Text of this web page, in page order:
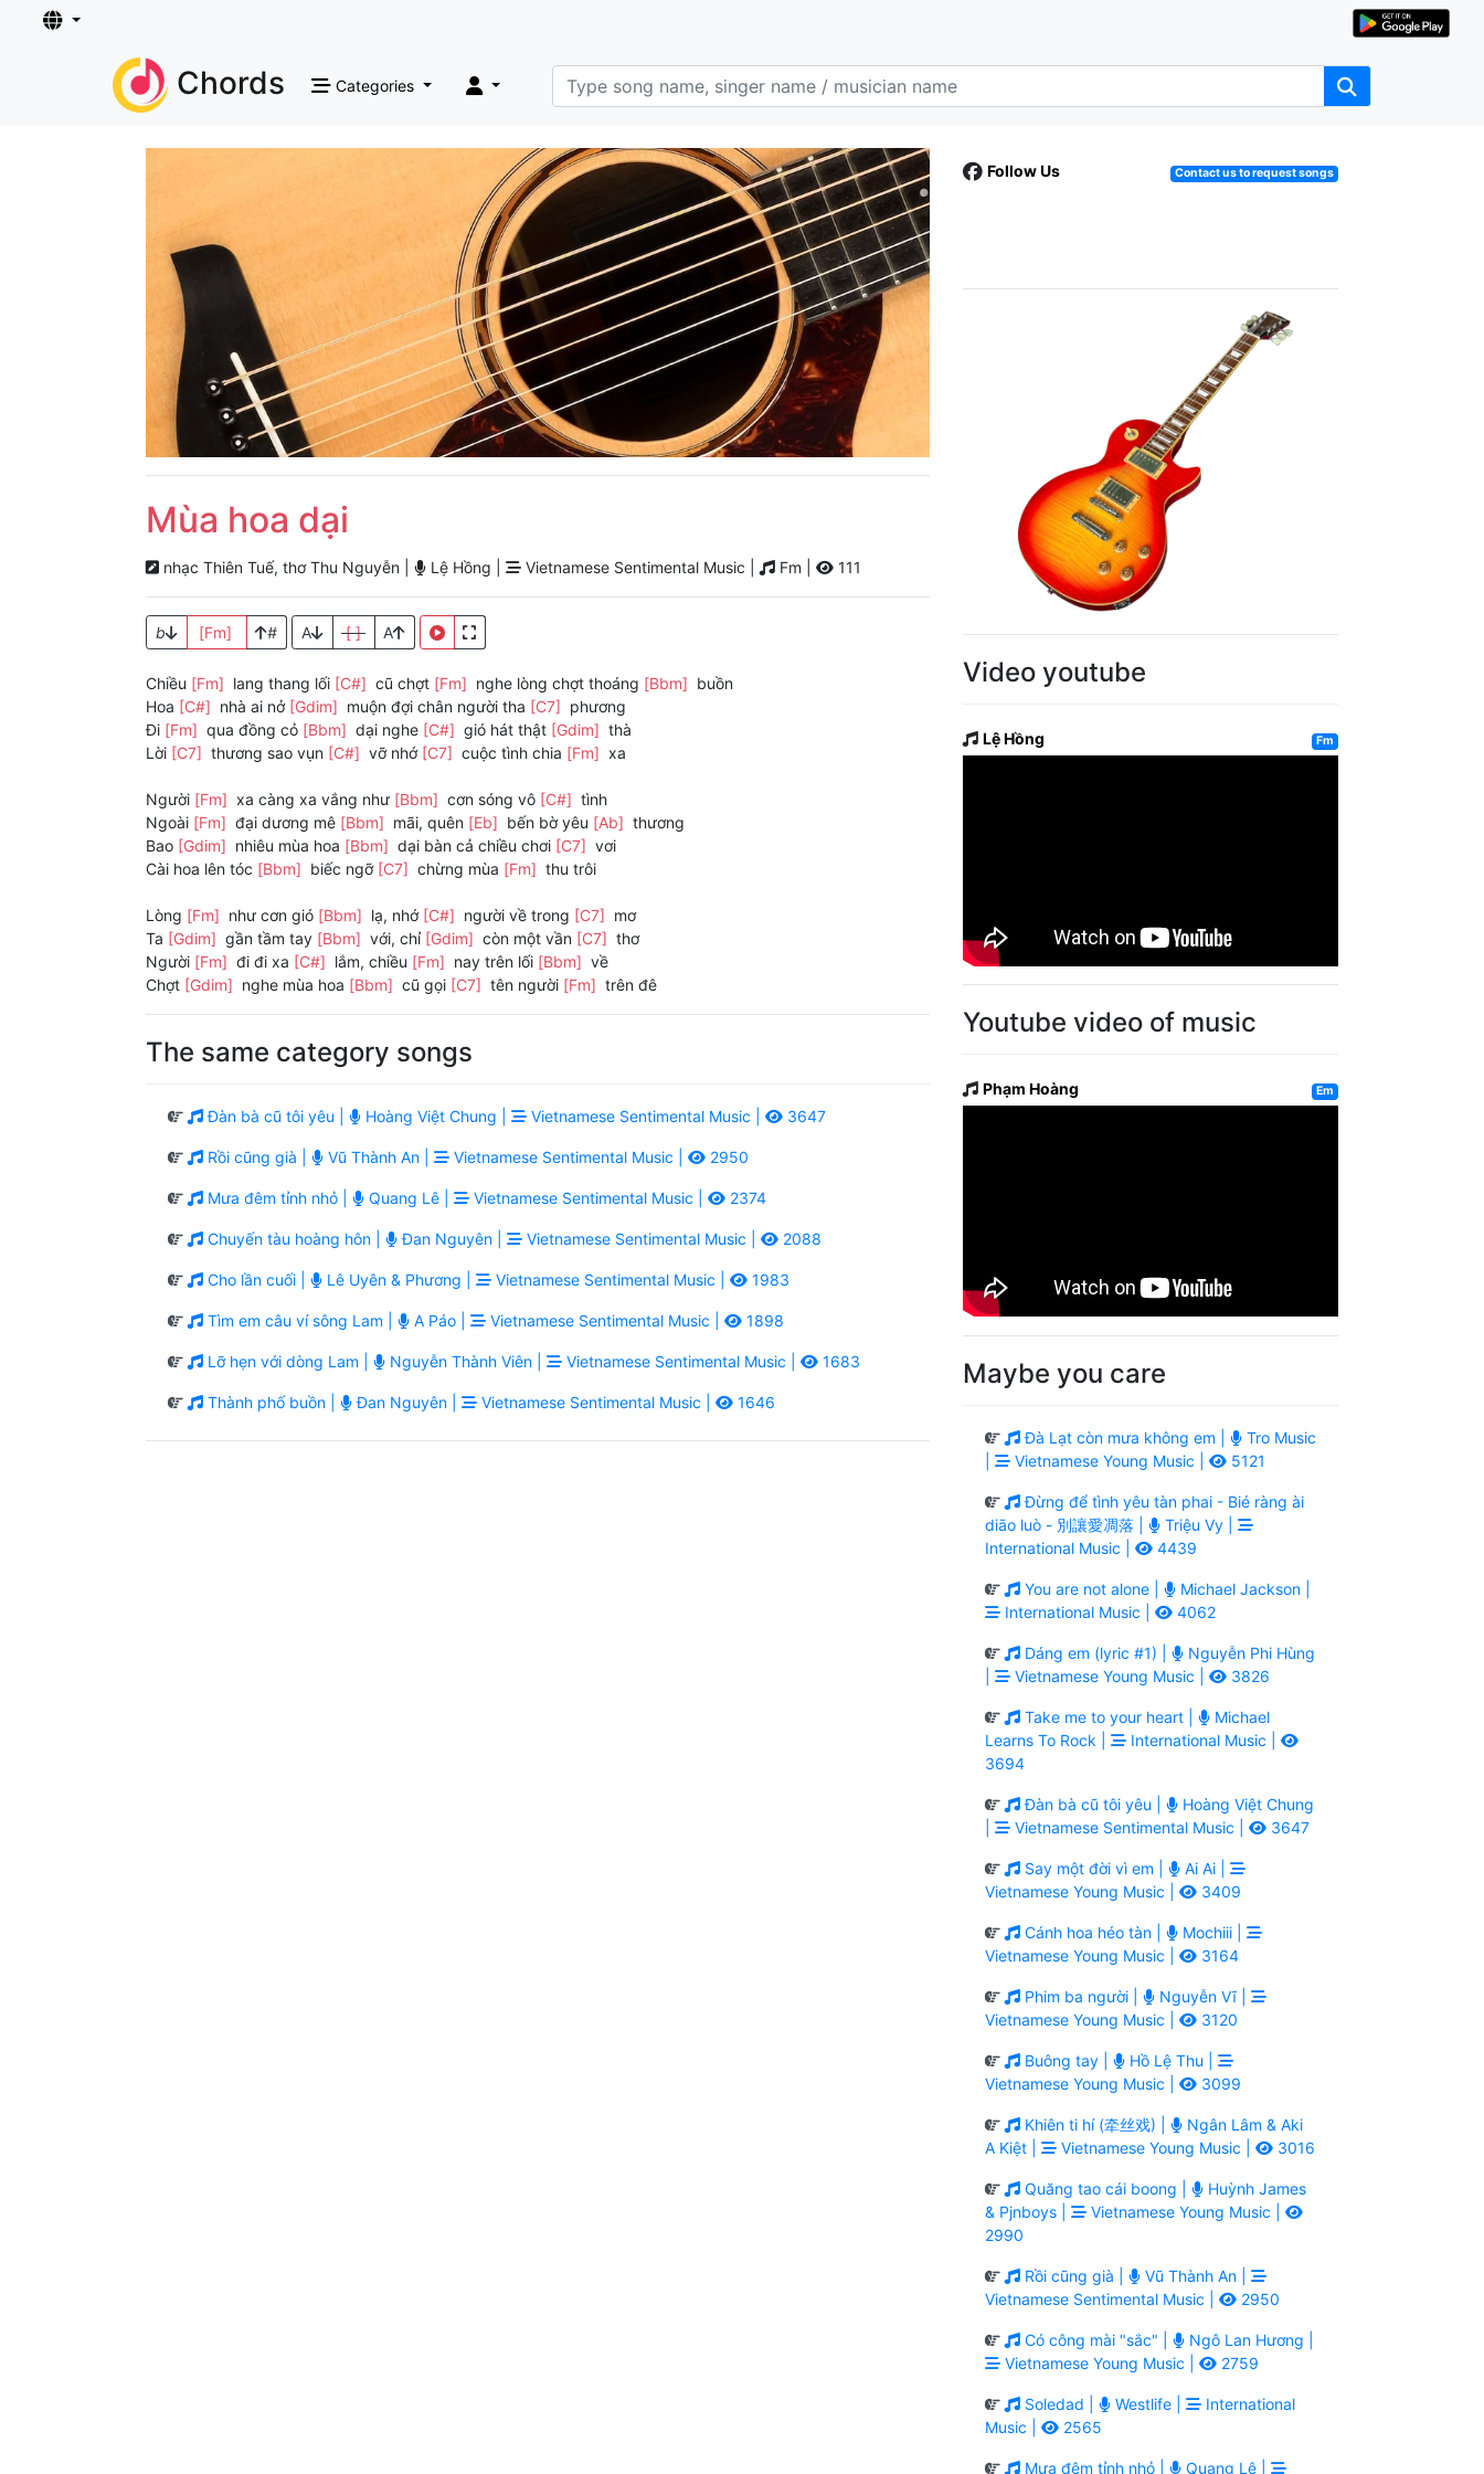
Chords Categories
Mùa hoa dại
nhạc Thiên Tuế, thơ Thu Nguyễn | Lệ Hồng | Vietnamese Sentimental Music | Fm | 111
b [Fm] # A [ ] A
Chiều [Fm] lang thang lối [C#] cũ chợt [Fm] nghe lòng chợt thoáng [Bbm] buồn
Hoa [C#] nhà ai nở [Gdim] muộn đợi chân người tha [C7] phương
Đi [Fm] qua đồng cỏ [Bbm] dại nghe [C#] gió hát thật [Gdim] thà
Lời [C7] thương sao vụn [C#] vỡ nhớ [C7] cuộc tình chia [Fm] xa
Người [Fm] xa càng xa vắng như [Bbm] cơn sóng vô [C#] tình
Ngoài [Fm] đại dương mê [Bbm] mãi, quên [Eb] bến bờ yêu [Ab] thương
Bao [Gdim] nhiêu mùa hoa [Bbm] dại bàn cả chiều chơi [C7] vơi
Cài hoa lên tóc [Bbm] biếc ngỡ [C7] chừng mùa [Fm] thu trôi
Lòng [Fm] như cơn gió [Bbm] lạ, nhớ [C#] người về trong [C7] mơ
Ta [Gdim] gần tầm tay [Bbm] với, chỉ [Gdim] còn một vần [C7] thơ
Người [Fm] đi đi xa [C#] lắm, chiều [Fm] nay trên lối [Bbm] về
Chợt [Gdim] nghe mùa hoa [Bbm] cũ gọi [C7] tên người [Fm] trên đê
The same category songs
Đàn bà cũ tôi yêu | Hoàng Việt Chung | Vietnamese Sentimental Music | 3647
Rồi cũng già | Vũ Thành An | Vietnamese Sentimental Music | 2950
Mưa đêm tỉnh nhỏ | Quang Lê | Vietnamese Sentimental Music | 2374
Chuyến tàu hoàng hôn | Đan Nguyên | Vietnamese Sentimental Music | 2088
Cho lần cuối | Lê Uyên & Phương | Vietnamese Sentimental Music | 1983
Tìm em câu ví sông Lam | A Páo | Vietnamese Sentimental Music | 1898
Lỡ hẹn với dòng Lam | Nguyễn Thành Viên | Vietnamese Sentimental Music | 1683
Thành phố buồn | Đan Nguyên | Vietnamese Sentimental Music | 1646
Follow Us Contact us to request songs
Video youtube
Lệ Hồng Fm
Youtube video of music
Phạm Hoàng Em
Maybe you care
Đà Lạt còn mưa không em |
Tro Music
Vietnamese Young Music | 5121
Đừng để tình yêu tàn phai - Bié ràng ài
diāo luò - 別讓愛凋落 |
Triệu Vy |
International Music |
4439
You are not alone |
Michael Jackson |
International Music |
4062
Dáng em (lyric #1) |
Nguyễn Phi Hùng
Vietnamese Young Music | 3826
Take me to your heart |
Michael
Learns To Rock |
International Music |
3694
Đàn bà cũ tôi yêu |
Hoàng Việt Chung
Vietnamese Sentimental Music | 3647
Say một đời vì em |
Ai Ai |
Vietnamese Young Music |
3409
Cánh hoa héo tàn |
Mochiii |
Vietnamese Young Music |
3164
Phim ba người |
Nguyễn Vĩ |
Vietnamese Young Music |
3120
Buông tay |
Hồ Lệ Thu |
Vietnamese Young Music |
3099
Khiên ti hí (牵丝戏) |
Ngân Lâm & Aki
A Kiệt |
Vietnamese Young Music | 3016
Quăng tao cái boong |
Huỳnh James
& Pjnboys |
Vietnamese Young Music |
2990
Rồi cũng già |
Vũ Thành An |
Vietnamese Sentimental Music |
2950
Có công mài "sắc" |
Ngô Lan Hương |
Vietnamese Young Music |
2759
Soledad | Westlife |
International
Music |
2565
Mưa đêm tỉnh nhỏ | Quang Lê |